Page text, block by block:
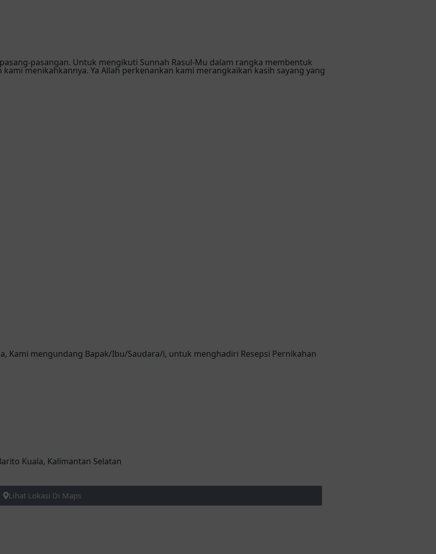
pasangan. Untuk mengikuti Sunnah Rasul-Mu dalam rangka membentuk
menikahkannya. Ya Allah perkenankan kami merangkaikan kasih sayang yang
Kami mengundang Bapak/Ibu/Saudara/i, untuk menghadiri Resepsi Pernikahan
Kuala, Kalimantan Selatan
Lihat Lokasi Di Maps